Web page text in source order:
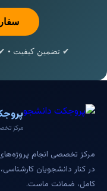
✔ تضمین کیفیت • ✔
مرکز
مرکز تخصصی انجام پروژه‌های
در کنار دانشجویان
کامل، ضمانت ماست.